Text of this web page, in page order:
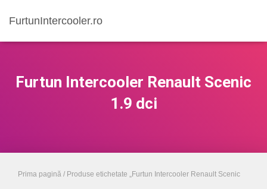
FurtunIntercooler.ro
Furtun Intercooler Renault Scenic
1.9 dci
Prima pagină / Produse etichetate „Furtun Intercooler Renault Scenic